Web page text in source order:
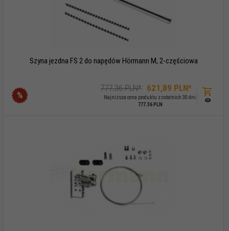
%
621,89 PLN*
777,36 PLN*
Najniższa cena produktu z ostatnich 30 dni:
777.36 PLN
Szyna jezdna FS 2 do napędów Hörmann M, 2-częściowa